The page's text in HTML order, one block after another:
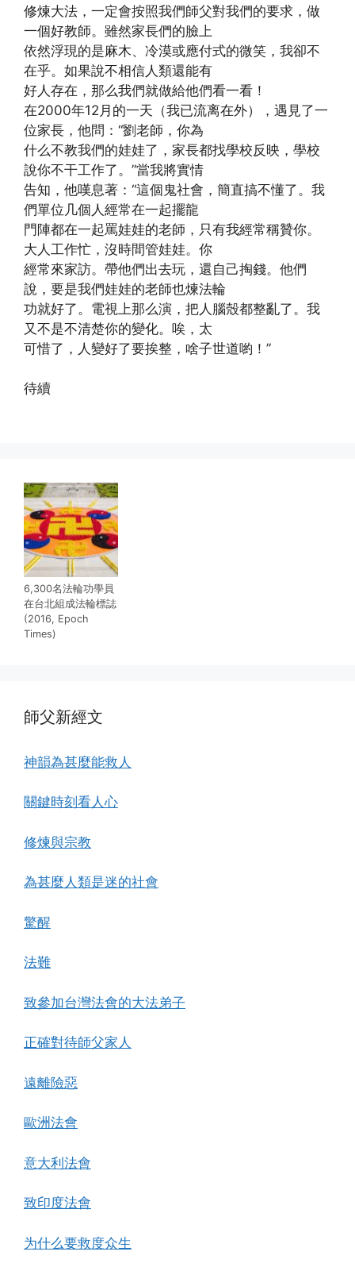
修煉大法，一定會按照我們師父對我們的要求，做
一個好教師。雖然家長們的臉上
依然浮現的是麻木、冷漠或應付式的微笑，我卻不
在乎。如果說不相信人類還能有
好人存在，那么我們就做給他們看一看！
在2000年12月的一天（我已流离在外），遇見了一
位家長，他問：“劉老師，你為
什么不教我們的娃娃了，家長都找學校反映，學校
說你不干工作了。”當我將實情
告知，他嘆息著：“這個鬼社會，簡直搞不懂了。我
們單位几個人經常在一起擺龍
門陣都在一起罵娃娃的老師，只有我經常稱贊你。
大人工作忙，沒時間管娃娃。你
經常來家訪。帶他們出去玩，還自己掏錢。他們
說，要是我們娃娃的老師也煉法輪
功就好了。電視上那么演，把人腦殼都整亂了。我
又不是不清楚你的變化。唉，太
可惜了，人變好了要挨整，啥子世道喲！”
待續
6,300名法輪功學員
在台北組成法輪標誌
(2016, Epoch
Times)
師父新經文
神韻為甚麼能救人
關鍵時刻看人心
修煉與宗教
為甚麼人類是迷的社會
驚醒
法難
致參加台灣法會的大法弟子
正確對待師父家人
遠離險惡
歐洲法會
意大利法會
致印度法會
为什么要救度众生